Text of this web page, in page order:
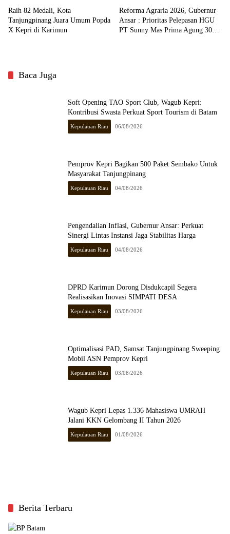
Raih 82 Medali, Kota
Tanjungpinang Juara Umum Popda
X Kepri di Karimun
Reforma Agraria 2026, Gubernur
Ansar : Prioritas Pelepasan HGU
PT Sunny Mas Prima Agung 3000
Baca Juga
Soft Opening TAO Sport Club, Wagub Kepri:
Kontribusi Swasta Perkuat Sport Tourism di Batam
Kepulauan Riau 06/08/2026
Pemprov Kepri Bagikan 500 Paket Sembako Untuk
Masyarakat Tanjungpinang
Kepulauan Riau 04/08/2026
Pengendalian Inflasi, Gubernur Ansar: Perkuat
Sinergi Lintas Instansi Jaga Stabilitas Harga
Kepulauan Riau 04/08/2026
DPRD Karimun Dorong Disdukcapil Segera
Realisasikan Inovasi SIMPATI DESA
Kepulauan Riau 03/08/2026
Optimalisasi PAD, Samsat Tanjungpinang Sweeping
Mobil ASN Pemprov Kepri
Kepulauan Riau 03/08/2026
Wagub Kepri Lepas 1.336 Mahasiswa UMRAH
Jalani KKN Gelombang II Tahun 2026
Kepulauan Riau 01/08/2026
Berita Terbaru